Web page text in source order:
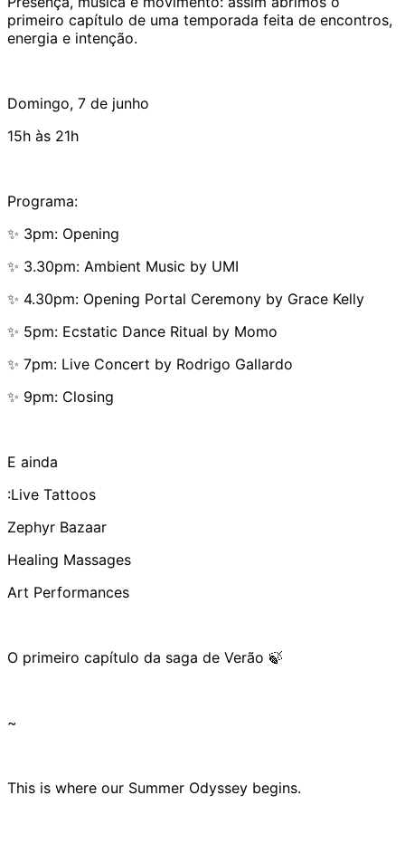
primeiro capítulo de uma temporada feita de encontros,
energia e intenção.
Domingo, 7 de junho
15h às 21h
Programa:
✨ 3pm: Opening
✨ 3.30pm: Ambient Music by UMI
✨ 4.30pm: Opening Portal Ceremony by Grace Kelly
✨ 5pm: Ecstatic Dance Ritual by Momo
✨ 7pm: Live Concert by Rodrigo Gallardo
✨ 9pm: Closing
E ainda
:Live Tattoos
Zephyr Bazaar
Healing Massages
Art Performances
O primeiro capítulo da saga de Verão 🍃
~
This is where our Summer Odyssey begins.